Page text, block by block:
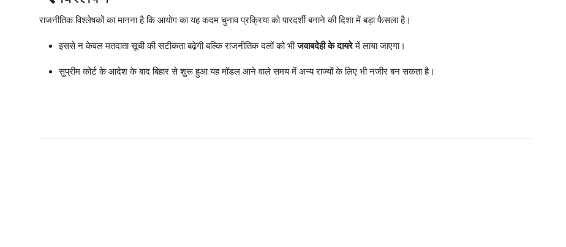
राजनीतिक विश्लेषकों का मानना है कि आयोग का यह कदम चुनाव प्रक्रिया को पारदर्शी बनाने की दिशा में बड़ा फैसला है।
इससे न केवल मतदाता सूची की सटीकता बढ़ेगी बल्कि राजनीतिक दलों को भीजवाबदेही के दायरेमें लाया जाएगा।
सुप्रीम कोर्ट के आदेश के बाद बिहार से शुरू हुआ यह मॉडल आने वाले समय में अन्य राज्यों के लिए भी नजीर बन सकता है।